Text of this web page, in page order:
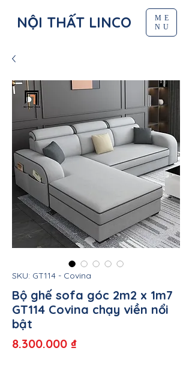
NỘI THẤT LINCO
ME
NU
SKU: GT114 - Covina
Bộ ghế sofa góc 2m2 x 1m7
GT114 Covina chạy viền nổi
bật
8.300.000 ₫Giá